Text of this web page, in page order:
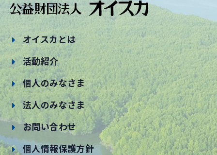
オイスカとは
活動紹介
個人のみなさま
法人のみなさま
お問い合わせ
個人情報保護方針